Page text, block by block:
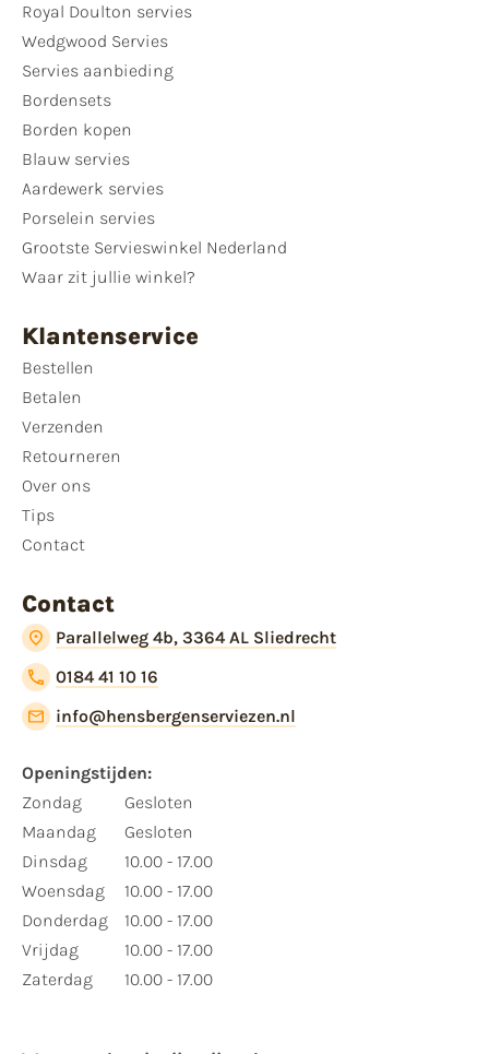
Royal Doulton servies
Wedgwood Servies
Servies aanbieding
Bordensets
Borden kopen
Blauw servies
Aardewerk servies
Porselein servies
Grootste Servieswinkel Nederland
Waar zit jullie winkel?
Klantenservice
Bestellen
Betalen
Verzenden
Retourneren
Over ons
Tips
Contact
Contact
Parallelweg 4b, 3364 AL Sliedrecht
0184 41 10 16
info@hensbergenserviezen.nl
Openingstijden:
Zondag
Maandag
Dinsdag
Woensdag
Donderdag
Vrijdag
Zaterdag
Gesloten
Gesloten
10.00 - 17.00
10.00 - 17.00
10.00 - 17.00
10.00 - 17.00
10.00 - 17.00